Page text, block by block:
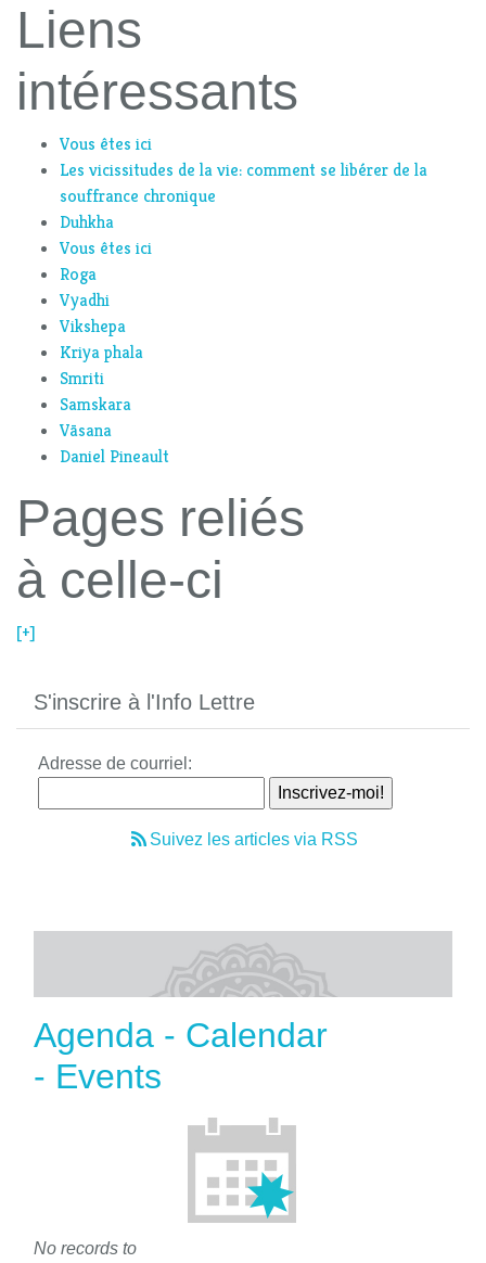
Liens
intéressants
Vous êtes ici
Les vicissitudes de la vie: comment se libérer de la
souffrance chronique
Duhkha
Vous êtes ici
Roga
Vyadhi
Vikshepa
Kriya phala
Smriti
Samskara
Vāsana
Daniel Pineault
Pages reliés
à celle-ci
[+]
S'inscrire à l'Info Lettre
Adresse de courriel:
Suivez les articles via RSS
Agenda - Calendar
- Events
No records to